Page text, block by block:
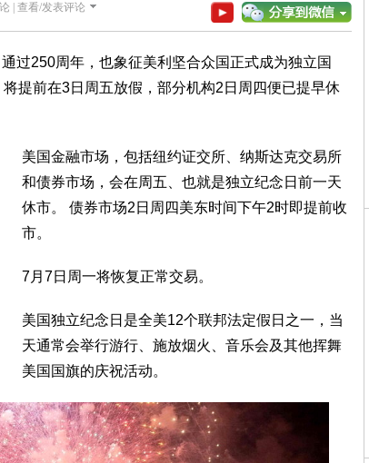
| 查看/发表评论
过250周年，也象征美利坚合众国正式成为独立国
提前在3日周五放假，部分机构2日周四便已提早休
美国金融市场，包括纽约证交所、纳斯达克交易所
和债券市场，会在周五、也就是独立纪念日前一天
休市。 债券市场2日周四美东时间下午2时即提前收
市。
7月7日周一将恢复正常交易。
美国独立纪念日是全美12个联邦法定假日之一，当
天通常会举行游行、施放烟火、音乐会及其他挥舞
美国国旗的庆祝活动。